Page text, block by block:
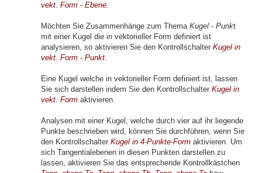
vekt. Form - Ebene.
Möchten Sie Zusammenhänge zum ThemaKugel - Punkt
mit einer Kugel die in vektorieller Form definiert ist
analysieren, so aktivieren Sie den Kontrollschalter Kugel in
vekt. Form - Punkt.
Eine Kugel welche in vektorieller Form definiert ist, lassen
Sie sich darstellen indem Sie den Kontrollschalter Kugel in
vekt. Form aktivieren.
Analysen mit einer Kugel, welche durch vier auf ihr liegende
Punkte beschrieben wird, können Sie durchführen, wenn Sie
den Kontrollschalter Kugel in 4-Punkte-Form aktivieren. Um
sich Tangentialebenen in diesen Punkten darstellen zu
lassen, aktivieren Sie das entsprechende Kontrollkästchen